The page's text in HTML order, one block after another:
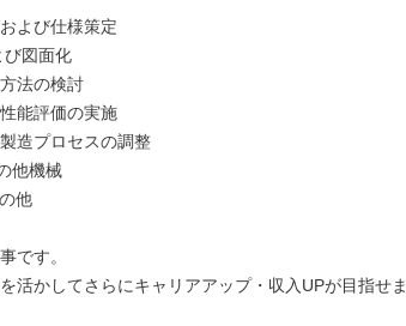
よび仕様策定
び図面化
法の検討
能評価の実施
造プロセスの調整
他機械
他
です。
活かしてさらにキャリアアップ・収入UPが目指せま